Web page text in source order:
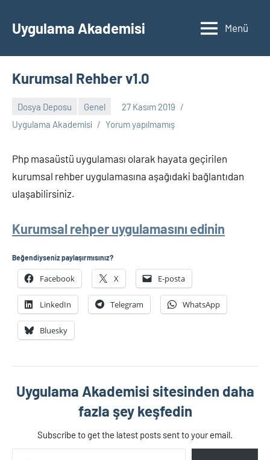
geçUygulama Akademisi Menü
Kurumsal Rehber v1.0
Dosya Deposu Genel
27 Kasım 2019
Uygulama Akademisi
Yorum yapılmamış
Php masaüstü uygulaması olarak hayata geçirilen
kurumsal rehber uygulamasına aşağıdaki bağlantıdan
ulaşabilirsiniz.
Kurumsal rehper uygulamasını edinin
Beğendiyseniz paylaşırmısınız?
Facebook X E-posta
LinkedIn Telegram WhatsApp
Bluesky
Uygulama Akademisi sitesinden daha
fazla şey keşfedin
Subscribe to get the latest posts sent to your email.
E-postanızı yazın…